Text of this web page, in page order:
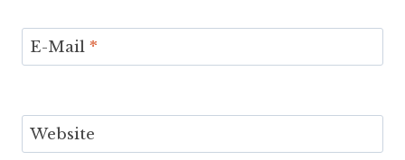
E-Mail *
Website